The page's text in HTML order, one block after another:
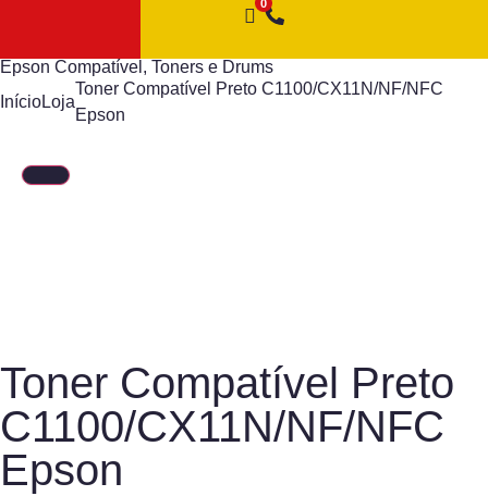
Epson Compatível , Toners e Drums
InícioLoja
Toner Compatível Preto C1100/CX11N/NF/NFC
Epson
Toner Compatível Preto
C1100/CX11N/NF/NFC
Epson